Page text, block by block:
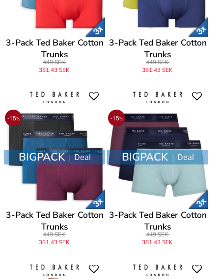
3-Pack Ted Baker Cotton
Trunks
449 SEK
381,43 SEK
3-Pack Ted Baker Cotton
Trunks
449 SEK
381,43 SEK
-15%
BIGPACK| Deal
3-Pack Ted Baker Cotton
Trunks
449 SEK
381,43 SEK
-15%
BIGPACK | Deal
3-Pack Ted Baker Cotton
Trunks
449 SEK
381,43 SEK